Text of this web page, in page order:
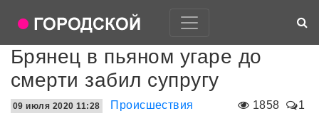
Брянец в пьяном угаре до
смерти забил супругу
1858 1
09 июля 2020 11:28 Происшествия